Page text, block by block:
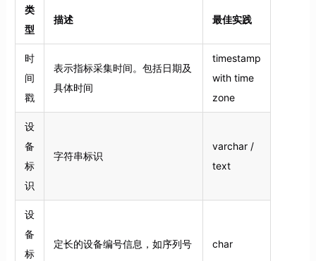
类
型
描述 最佳实践
时
间
戳
表示指标采集时间。包括日期及
具体时间
timestamp
with time
zone
设
备
标
识
字符串标识
varchar /
text
设
备
标
定长的设备编号信息，如序列号 char